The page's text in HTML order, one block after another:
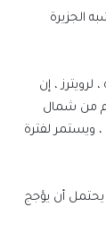
الجزيرة
لرويترز ، إن
من شمال
، ويستمر لفترة
يحتمل أن يؤجج